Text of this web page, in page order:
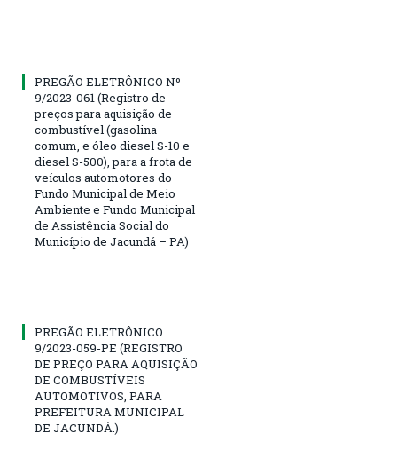
PREGÃO ELETRÔNICO Nº
9/2023-061 (Registro de
preços para aquisição de
combustível (gasolina
comum, e óleo diesel S-10 e
diesel S-500), para a frota de
veículos automotores do
Fundo Municipal de Meio
Ambiente e Fundo Municipal
de Assistência Social do
Município de Jacundá – PA)
PREGÃO ELETRÔNICO
9/2023-059-PE (REGISTRO
DE PREÇO PARA AQUISIÇÃO
DE COMBUSTÍVEIS
AUTOMOTIVOS, PARA
PREFEITURA MUNICIPAL
DE JACUNDÁ.)